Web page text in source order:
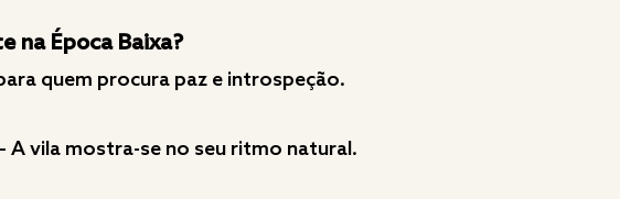
na Época Baixa?
quem procura paz e introspeção.
A vila mostra-se no seu ritmo natural.